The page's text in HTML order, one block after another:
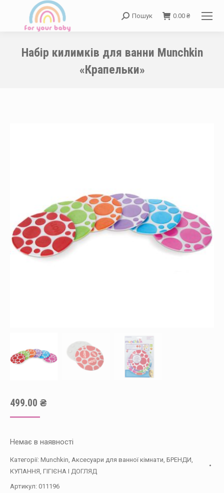
Search:
Пошук 0.00 ₴
Набір килимків для ванни Munchkin
«Крапельки»
499.00 ₴
Немає в наявності
Категорії: Munchkin Аксесуари для ванної кімнати БРЕНДИ
КУПАННЯ, ГІГІЄНА І ДОГЛЯД
Артикул: 011196